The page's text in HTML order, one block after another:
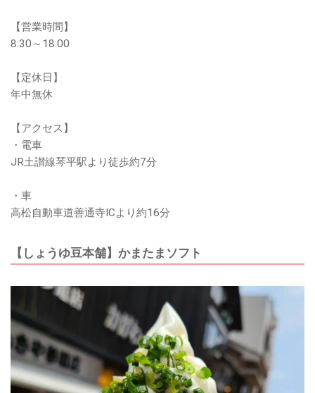
【営業時間】
8:30～18:00
【定休日】
年中無休
【アクセス】
・電車
JR土讃線琴平駅より徒歩約7分
・車
高松自動車道善通寺ICより約16分
【しょうゆ豆本舗】かまたまソフト